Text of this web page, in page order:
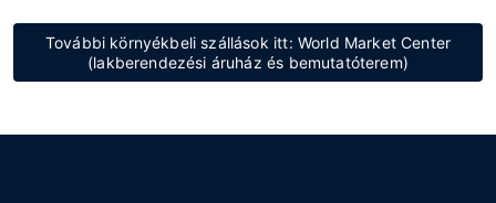
További környékbeli szállások itt: World Market Center
(lakberendezési áruház és bemutatóterem)